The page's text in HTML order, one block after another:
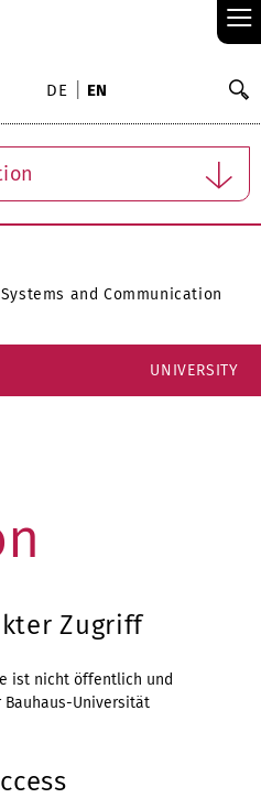
≡
DE EN
and Communication
UNIVERSITY
Zugriff
ist nicht öffentlich und
Bauhaus-Universität